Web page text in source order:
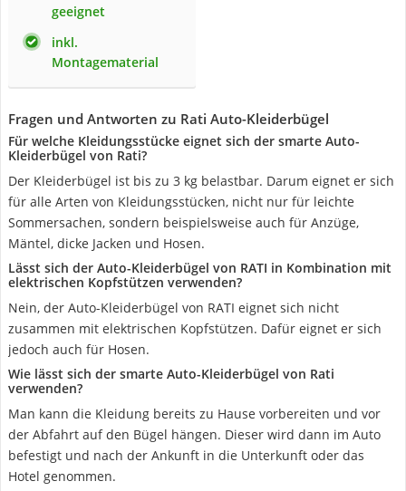
geeignet
inkl.
Montagematerial
Fragen und Antworten zu Rati Auto-Kleiderbügel
Für welche Kleidungsstücke eignet sich der smarte Auto-
Kleiderbügel von Rati?
Der Kleiderbügel ist bis zu 3 kg belastbar. Darum eignet er sich
für alle Arten von Kleidungsstücken, nicht nur für leichte
Sommersachen, sondern beispielsweise auch für Anzüge,
Mäntel, dicke Jacken und Hosen.
Lässt sich der Auto-Kleiderbügel von RATI in Kombination mit
elektrischen Kopfstützen verwenden?
Nein, der Auto-Kleiderbügel von RATI eignet sich nicht
zusammen mit elektrischen Kopfstützen. Dafür eignet er sich
jedoch auch für Hosen.
Wie lässt sich der smarte Auto-Kleiderbügel von Rati
verwenden?
Man kann die Kleidung bereits zu Hause vorbereiten und vor
der Abfahrt auf den Bügel hängen. Dieser wird dann im Auto
befestigt und nach der Ankunft in die Unterkunft oder das
Hotel genommen.